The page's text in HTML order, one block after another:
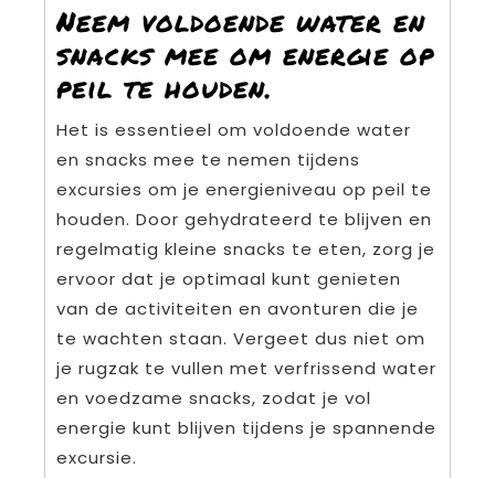
Neem voldoende water en
snacks mee om energie op
peil te houden.
Het is essentieel om voldoende water
en snacks mee te nemen tijdens
excursies om je energieniveau op peil te
houden. Door gehydrateerd te blijven en
regelmatig kleine snacks te eten, zorg je
ervoor dat je optimaal kunt genieten
van de activiteiten en avonturen die je
te wachten staan. Vergeet dus niet om
je rugzak te vullen met verfrissend water
en voedzame snacks, zodat je vol
energie kunt blijven tijdens je spannende
excursie.